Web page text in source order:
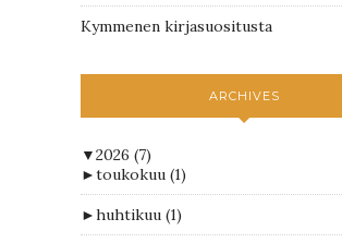
Kymmenen kirjasuositusta
ARCHIVES
▼2026 (7)
►toukokuu (1)
►huhtikuu (1)